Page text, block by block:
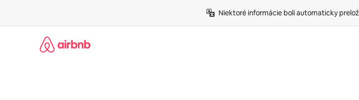
obsah.
Niektoré informácie boli automaticky